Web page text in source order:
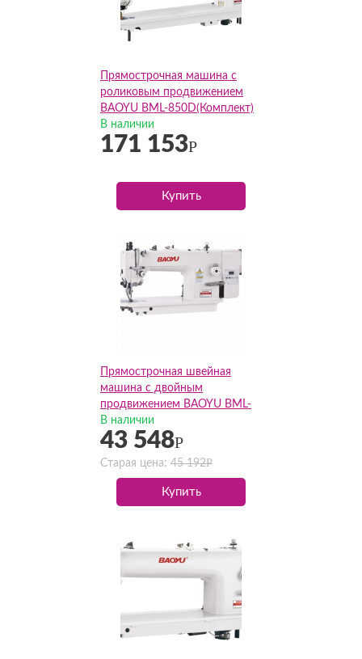
Прямострочная машина с
роликовым продвижением
BAOYU BML-850D(Комплект)
В наличии
171 153Р
Купить
Прямострочная швейная
машина с двойным
продвижением BAOYU BML-
0313-D1 (Комплект)
увеличенный рукав
В наличии
43 548Р
Старая цена: 45 192Р
Купить